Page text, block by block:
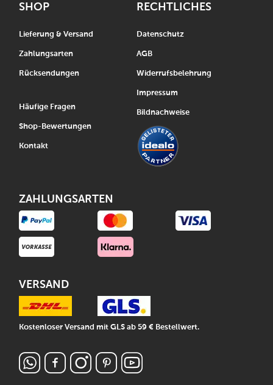
SHOP
Lieferung & Versand
Zahlungsarten
Rücksendungen
Häufige Fragen
Shop-Bewertungen
Kontakt
RECHTLICHES
Datenschutz
AGB
Widerrufsbelehrung
Impressum
Bildnachweise
ZAHLUNGSARTEN
VERSAND
Kostenloser Versand mit GLS ab 59 € Bestellwert.